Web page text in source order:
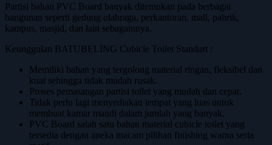
Partisi bahan PVC Board banyak ditemukan pada berbagai
bangunan seperti gedung olahraga, perkantoran, mall, pabrik,
kampus, masjid, dan lain sebagainnya.
Keunggulan BATUBELING Cubicle Toilet Standart :
Memiliki bahan yang tergolong material ringan, fleksibel dan
kuat sehingga tidak mudah rusak.
Proses pemasangan partisi toilet yang mudah dan cepat.
Tidak perlu lagi menyediakan tempat yang luas untuk
membuat kamar mandi dalam jumlah yang banyak.
PVC Board salah satu bahan material cubicle toilet yang
tersedia dengan aneka macam pilihan finishing warna serta